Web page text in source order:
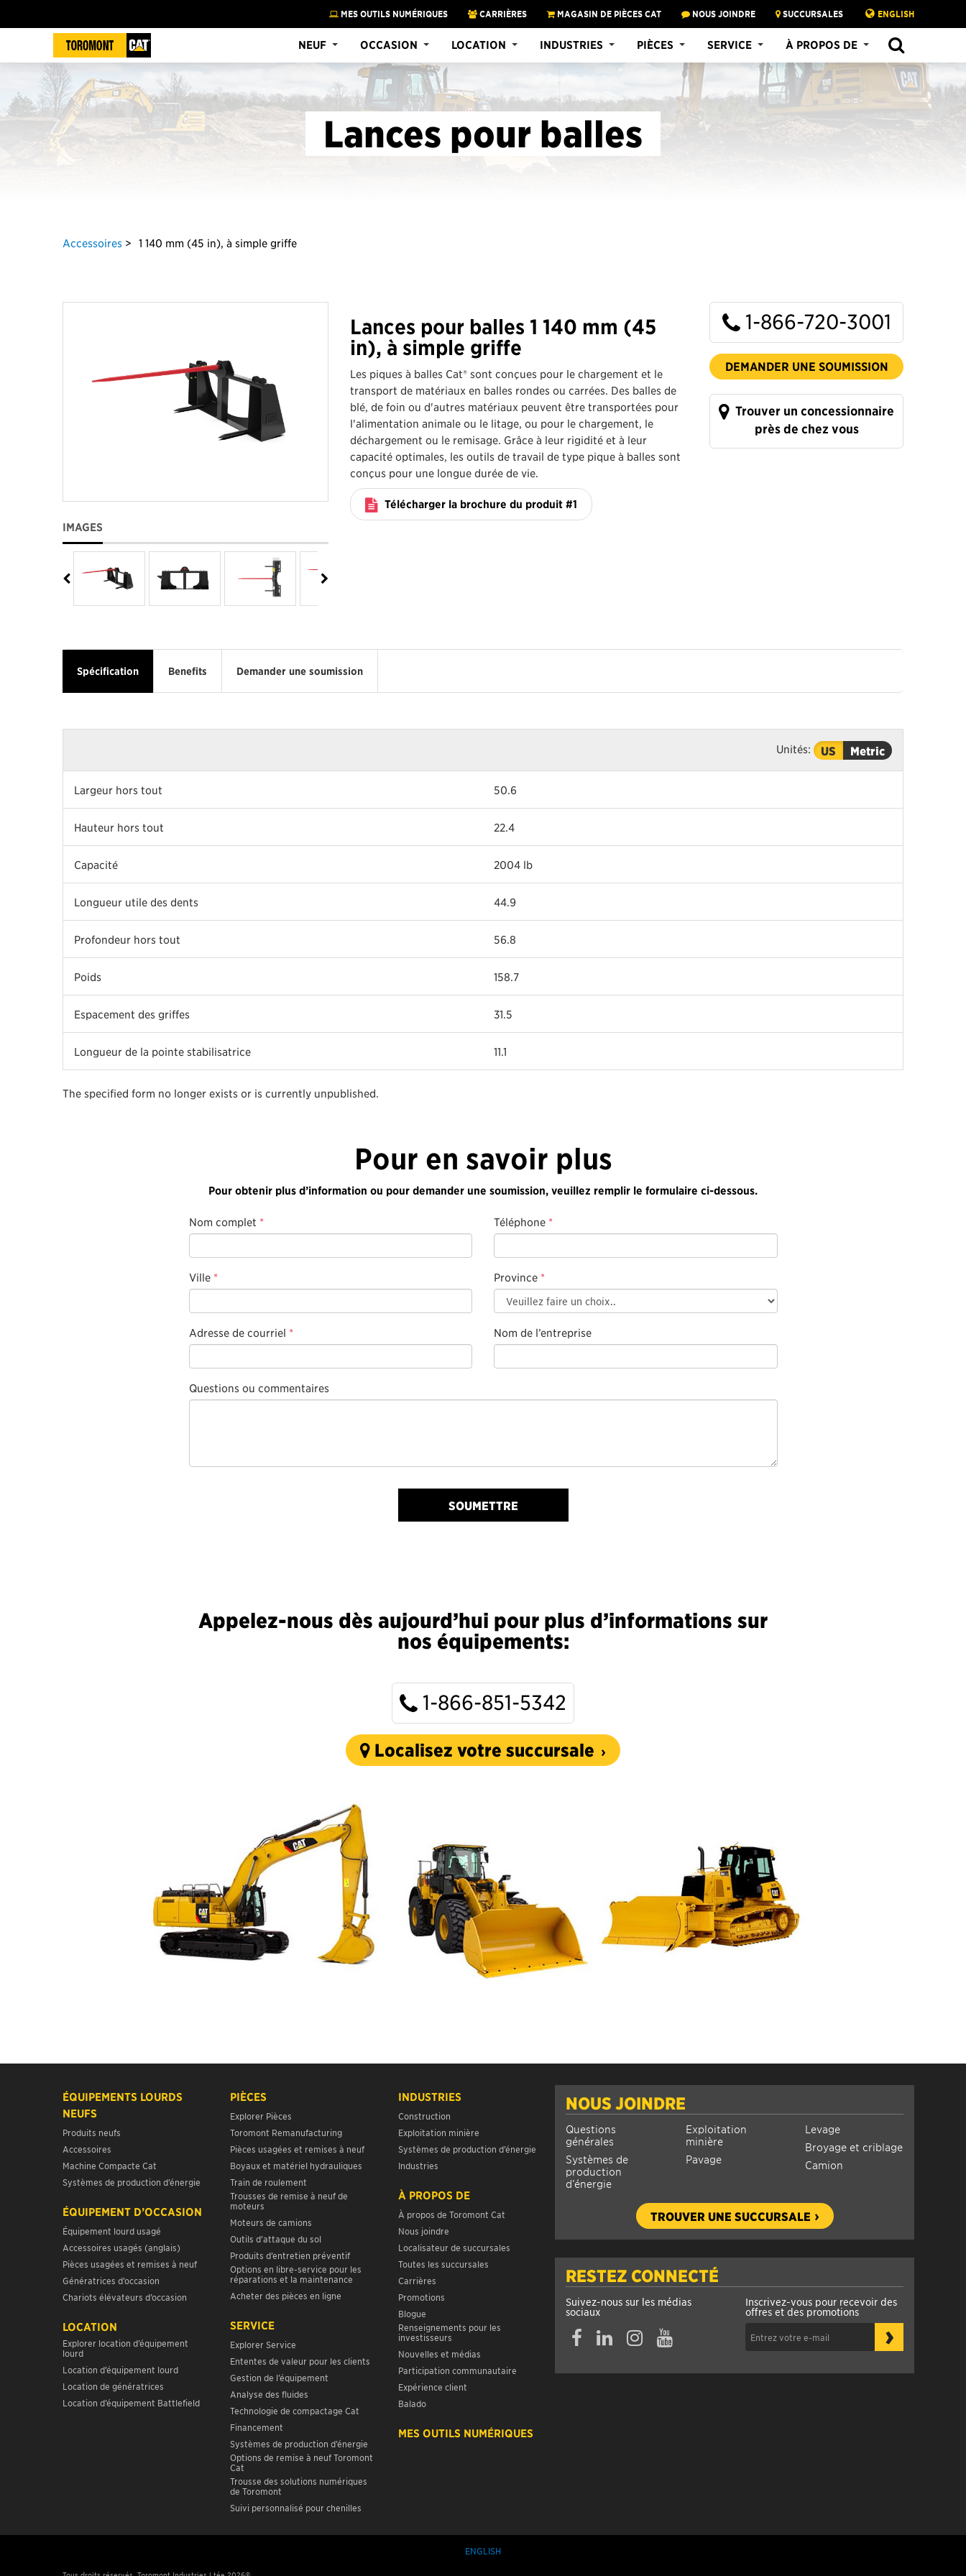
MES OUTILS NUMÉRIQUES CARRIÈRES MAGASIN DE PIÈCES CAT NOUS JOINDRE SUCCURSALES ENGLISH
NEUF OCCASION LOCATION INDUSTRIES PIÈCES SERVICE À PROPOS DE
Lances pour balles
Accessoires 1 140 mm (45 in), à simple griffe
IMAGES
Lances pour balles 1 140 mm (45
in), à simple griffe
Les piques à balles Cat® sont conçues pour le chargement et le
transport de matériaux en balles rondes ou carrées. Des balles de
blé, de foin ou d'autres matériaux peuvent être transportées pour
l'alimentation animale ou le litage, ou pour le chargement, le
déchargement ou le remisage. Grâce à leur rigidité et à leur
capacité optimales, les outils de travail de type pique à balles sont
conçus pour une longue durée de vie.
Télécharger la brochure du produit #1
1-866-720-3001
DEMANDER UNE SOUMISSION
Trouver un concessionnaire
près de chez vous
Spécification Benefits Demander une soumission
Unités: US Metric
Largeur hors tout 50.6
Hauteur hors tout 22.4
Capacité 2004 lb
Longueur utile des dents 44.9
Profondeur hors tout 56.8
Poids 158.7
Espacement des griffes 31.5
Longueur de la pointe stabilisatrice 11.1
The specified form no longer exists or is currently unpublished.
Pour en savoir plus
Pour obtenir plus d’information ou pour demander une soumission, veuillez remplir le formulaire ci-dessous.
Nom complet * Téléphone *
Ville * Province *
Adresse de courriel * Nom de l’entreprise
Questions ou commentaires
SOUMETTRE
Appelez-nous dès aujourd’hui pour plus d’informations sur
nos équipements:
1-866-851-5342
Localisez votre succursale
NOUS JOINDRE
Questions
générales
Systèmes de
production
d’énergie
Exploitation
minière
Pavage
Levage
Broyage et criblage
Camion
TROUVER UNE SUCCURSALE
RESTEZ CONNECTÉ
Suivez-nous sur les médias
sociaux
Inscrivez-vous pour recevoir des
offres et des promotions
›
ÉQUIPEMENTS LOURDS
NEUFS
Produits neufs
Accessoires
Machine Compacte Cat
Systèmes de production d’énergie
ÉQUIPEMENT D’OCCASION
Équipement lourd usagé
Accessoires usagés (anglais)
Pièces usagées et remises à neuf
Génératrices d’occasion
Chariots élévateurs d’occasion
LOCATION
Explorer location d’équipement
lourd
Location d’équipement lourd
Location de génératrices
Location d’équipement Battlefield
PIÈCES
Explorer Pièces
Toromont Remanufacturing
Pièces usagées et remises à neuf
Boyaux et matériel hydrauliques
Train de roulement
Trousses de remise à neuf de
moteurs
Moteurs de camions
Outils d’attaque du sol
Produits d’entretien préventif
Options en libre-service pour les
réparations et la maintenance
Acheter des pièces en ligne
SERVICE
Explorer Service
Ententes de valeur pour les clients
Gestion de l’équipement
Analyse des fluides
Technologie de compactage Cat
Financement
Systèmes de production d’énergie
Options de remise à neuf Toromont
Cat
Trousse des solutions numériques
de Toromont
Suivi personnalisé pour chenilles
INDUSTRIES
Construction
Exploitation minière
Systèmes de production d’énergie
Industries
À PROPOS DE
À propos de Toromont Cat
Nous joindre
Localisateur de succursales
Toutes les succursales
Carrières
Promotions
Blogue
Renseignements pour les
investisseurs
Nouvelles et médias
Participation communautaire
Expérience client
Balado
MES OUTILS NUMÉRIQUES
ENGLISH
Tous droits réservés, Toromont Industries Ltée 2026©.